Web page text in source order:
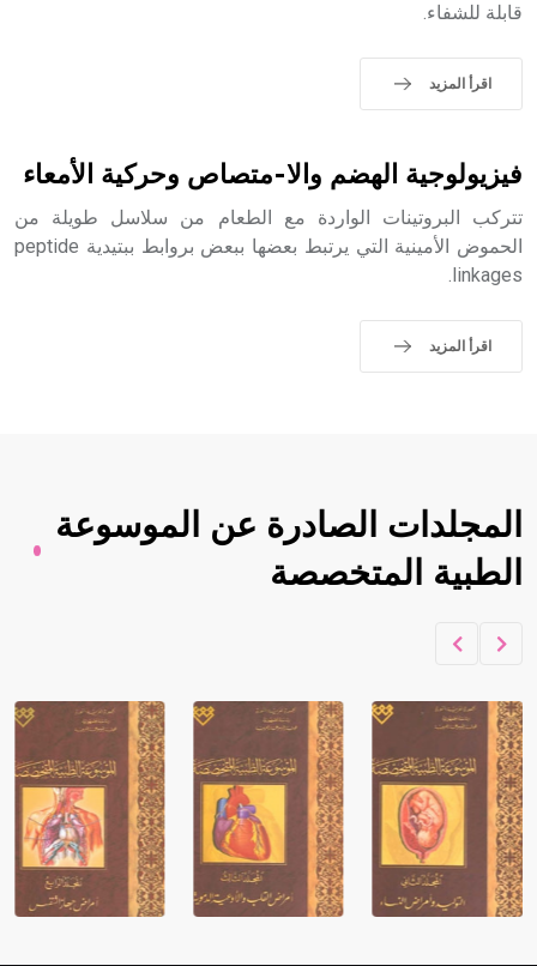
حيث تقتصر القيمة الصوتية للعلامة الك
قابلة للشفاء.
اقرأ المزيد
فيزيولوجية الهضم والا-متصاص وحركية الأمعاء
تتركب البروتينات الواردة مع الطعام من سلاسل طويلة من
الحموض الأمينية التي يرتبط بعضها ببعض بروابط ببتيدية peptide
linkages.
اقرأ المزيد
المجلدات الصادرة عن الموسوعة
الطبية المتخصصة